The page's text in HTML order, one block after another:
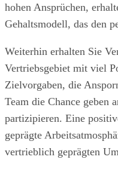
hohen Ansprüchen,
Gehaltsmodell, das den
Weiterhin erhalten Sie
Vertriebsgebiet mit viel
Zielvorgaben, die
Team die Chance geben
partizipieren. Eine
geprägte
vertrieblich geprägten